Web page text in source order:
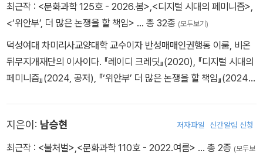
최근작 : <문화과학 125호 - 2026.봄>,<디지털 시대의 페미니즘>,
<‘위안부’, 더 많은 논쟁을 할 책임> … 총 32종 (모두보기)
덕성여대 차미리사교양대학 교수이자 반성매매인권행동 이룸, 비온
뒤무지개재단의 이사이다. 『레이디 크레딧』(2020), 『디지털 시대의
페미니즘』(2024, 공저), 『‘위안부’ 더 많은 논쟁을 할 책임』(2024,
지은이: 남승현 저자파일 신간알림 신청
최근작 : <불처벌>,<문화과학 110호 - 2022.여름> … 총 2종 (모두보